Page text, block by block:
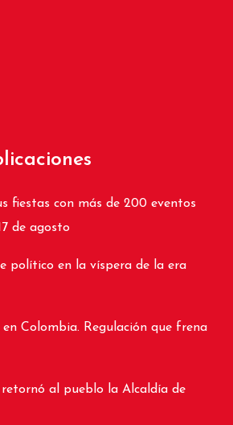
fiestas con más de 200 eventos
de agosto
político en la víspera de la era
Colombia. Regulación que frena
retornó al pueblo la Alcaldía de